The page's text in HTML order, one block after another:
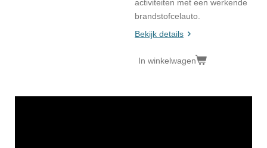
activiteiten met een werkende
brandstofcelauto.
Bekijk details
In winkelwagen